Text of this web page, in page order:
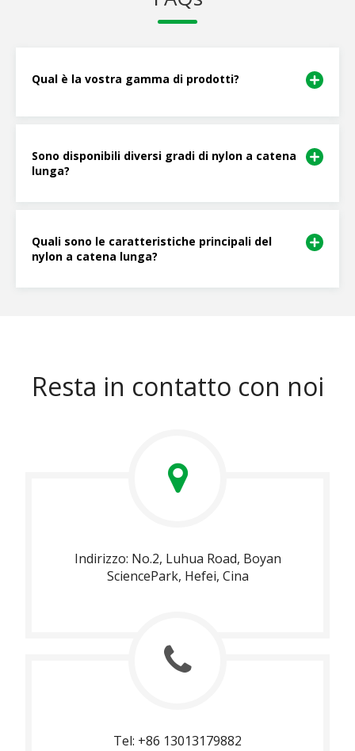
Qual è la vostra gamma di prodotti?
Sono disponibili diversi gradi di nylon a catena
lunga?
Quali sono le caratteristiche principali del
nylon a catena lunga?
Resta in contatto con noi
Indirizzo: No.2, Luhua Road, Boyan
SciencePark, Hefei, Cina
Tel: +86 13013179882